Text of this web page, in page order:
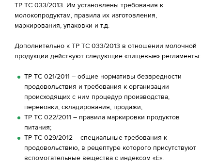
ТР ТС 033/2013. Им установлены требования к
молокопродуктам, правила их изготовления,
маркирования, упаковки и т.д.
Дополнительно к ТР ТС 033/2013 в отношении молочной
продукции действуют следующие «пищевые» регламенты:
ТР ТС 021/2011 – общие нормативы безвредности
продовольствия и требования к организации
происходящих с ним процедур производства,
перевозки, складирования, продажи;
ТР ТС 022/2011 – правила маркировки продуктов
питания;
ТР ТС 029/2012 – специальные требования к
продовольствию, в рецептуре которого присутствуют
вспомогательные вещества с индексом «Е».